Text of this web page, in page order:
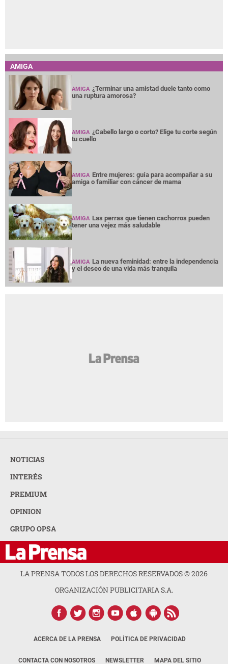
AMIGA
AMIGA ¿Terminar una amistad duele tanto como
una ruptura amorosa?
AMIGA ¿Cabello largo o corto? Elige tu corte según
tu cuello
AMIGA Entre mujeres: guía para acompañar a su
amiga o familiar con cáncer de mama
AMIGA Las perras que tienen cachorros pueden
tener una vejez más saludable
AMIGA La nueva feminidad: entre la independencia
y el deseo de una vida más tranquila
NOTICIAS
INTERÉS
PREMIUM
OPINION
GRUPO OPSA
LA PRENSA TODOS LOS DERECHOS RESERVADOS ©2026
ORGANIZACIÓN PUBLICITARIA S.A.
ACERCA DE LA PRENSA POLÍTICA DE PRIVACIDAD
CONTACTA CON NOSOTROS NEWSLETTER MAPA DEL SITIO